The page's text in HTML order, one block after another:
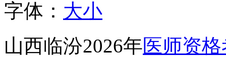
字体： 大小
山西临汾2026年医师资